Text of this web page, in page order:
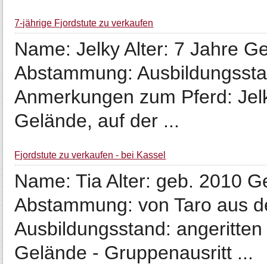
7-jährige Fjordstute zu verkaufen
Name: Jelky Alter: 7 Jahre
Abstammung:
Anmerkungen zum Pferd:
Gelände, auf der ...
Fjordstute zu verkaufen - bei Kassel
Name: Tia Alter: geb. 2010
Abstammung: von Taro aus
Ausbildungsstand:
Gelände - Gruppenausritt ...